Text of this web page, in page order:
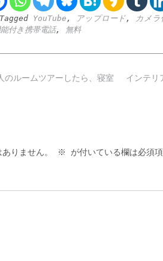
Tagged YouTube , アップロード, カメラ
付き携帯電話, 無料
インテリ
のルームツアーしたら、寝室
りません。 ※ が付いている欄は必須